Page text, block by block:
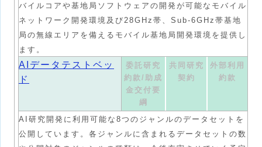
バイルコアや基地局ソフトウェアの開発が可能なモバイル
ネットワーク開発環境及び28GHz帯、Sub-6GHz帯基地
局の無線エリアを備えるモバイル基地局開発環境を提供し
ます。
AIデータテストベッ
ド
委託研究
約款/助成
金交付要
綱
共同研究
契約
外部利用
約款
AI研究開発に利用可能な8つのジャンルのデータセットを
公開しています。各ジャンルに含まれるデータセットの数